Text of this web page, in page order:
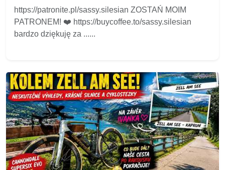
https://patronite.pl/sassy.silesian ZOSTAŃ MOIM
PATRONEM! ❤️ https://buycoffee.to/sassy.silesian
bardzo dziękuję za ......